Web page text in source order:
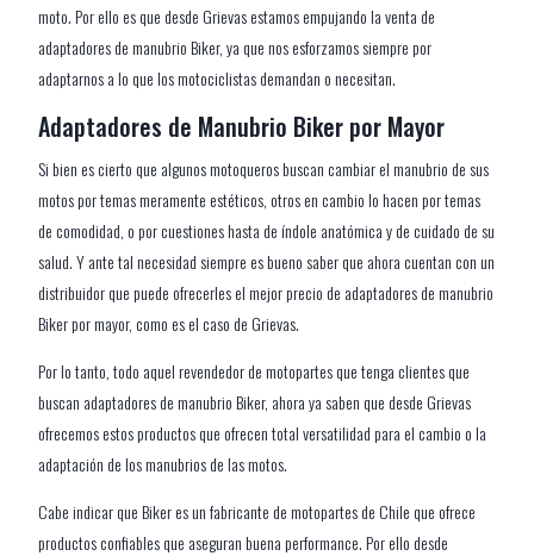
moto. Por ello es que desde Grievas estamos empujando la venta de
adaptadores de manubrio Biker, ya que nos esforzamos siempre por
adaptarnos a lo que los motociclistas demandan o necesitan.
Adaptadores de Manubrio Biker por Mayor
Si bien es cierto que algunos motoqueros buscan cambiar el manubrio de sus
motos por temas meramente estéticos, otros en cambio lo hacen por temas
de comodidad, o por cuestiones hasta de índole anatómica y de cuidado de su
salud. Y ante tal necesidad siempre es bueno saber que ahora cuentan con un
distribuidor que puede ofrecerles el mejor precio de adaptadores de manubrio
Biker por mayor, como es el caso de Grievas.
Por lo tanto, todo aquel revendedor de motopartes que tenga clientes que
buscan adaptadores de manubrio Biker, ahora ya saben que desde Grievas
ofrecemos estos productos que ofrecen total versatilidad para el cambio o la
adaptación de los manubrios de las motos.
Cabe indicar que Biker es un fabricante de motopartes de Chile que ofrece
productos confiables que aseguran buena performance. Por ello desde